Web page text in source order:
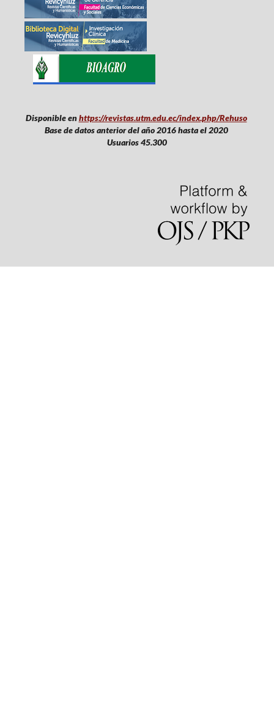
Disponible enhttps://revistas.utm.edu.ec/index.php/Rehuso
Base de datos anterior del año 2016 hasta el 2020
Usuarios 45.300